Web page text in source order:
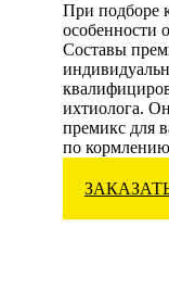
При подборе
особенности
Составы
ихтиолога.
премикс для
по